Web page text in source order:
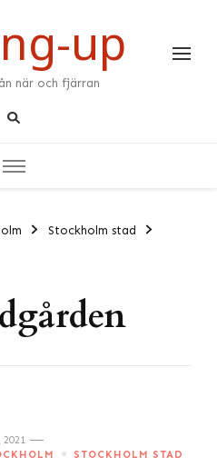
up
när och fjärran
Stockholm stad
2021
STOCKHOLM STAD